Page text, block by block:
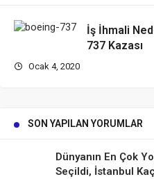
İş İhmali
737 Kazası
Ocak 4, 2020
SON YAPILAN YORUMLAR
Dünyanın En Çok
Seçildi, İstanbul